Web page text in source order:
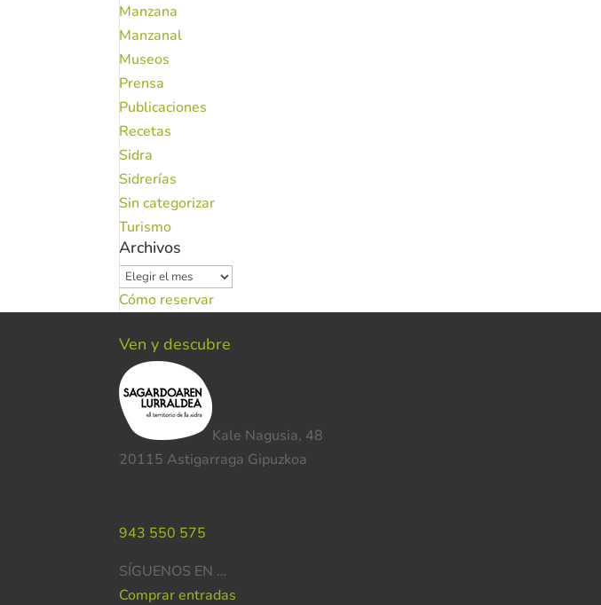
Manzana
Manzanal
Museos
Prensa
Publicaciones
Recetas
Sidra
Sidrerías
Sin categorizar
Turismo
Archivos
Archivos
Cómo reservar
Ven y descubre
Kale Nagusia, 48
20115 Astigarraga Gipuzkoa
943 550 575
SÍGUENOS EN …
Comprar entradas